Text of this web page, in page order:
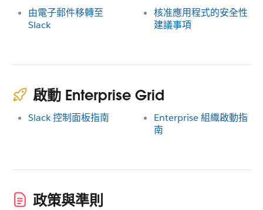
由電子郵件移轉至
Slack
核准應用程式的安全性
建議事項
啟動 Enterprise Grid
Slack 控制面板指南
Enterprise 組織啟動指
南
政策與準則